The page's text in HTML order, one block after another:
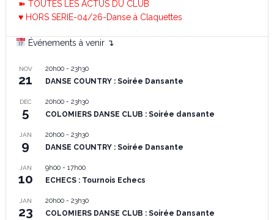
➽ TOUTES LES ACTUS DU CLUB
♥ HORS SERIE-04/26-Danse à Claquettes
Événements à venir ↴
NOV
21
20h00- 23h30
DANSE COUNTRY : Soirée Dansante
DÉC
5
20h00- 23h30
COLOMIERS DANSE CLUB : Soirée dansante
JAN
9
20h00- 23h30
DANSE COUNTRY : Soirée Dansante
JAN
10
9h00- 17h00
ECHECS : Tournois Echecs
JAN
23
20h00- 23h30
COLOMIERS DANSE CLUB : Soirée Dansante